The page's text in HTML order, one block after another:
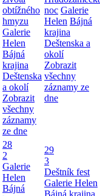
obtížného
hmyzu
Galerie
Helen
Bájná
krajina
Deštenska
a okolí
Zobrazit
všechny
záznamy
ze dne
noc Galerie
Helen Bájná
krajina
Deštenska a
okolí
Zobrazit
všechny
záznamy ze
dne
28
2
Galerie
Helen
Bájná
29
3
Deštník fest
Galerie Helen
Bájná krajina